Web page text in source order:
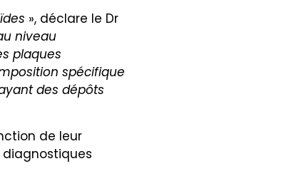
», déclare le Dr
niveau
plaques
spécifique
des dépôts
de leur